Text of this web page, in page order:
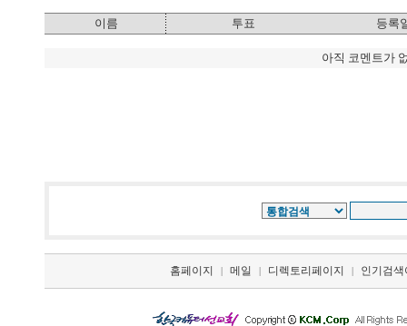
이름 투표 등록
아직 코멘트가
홈페이지 | 메일 | 디렉토리페이지 | 인기검색